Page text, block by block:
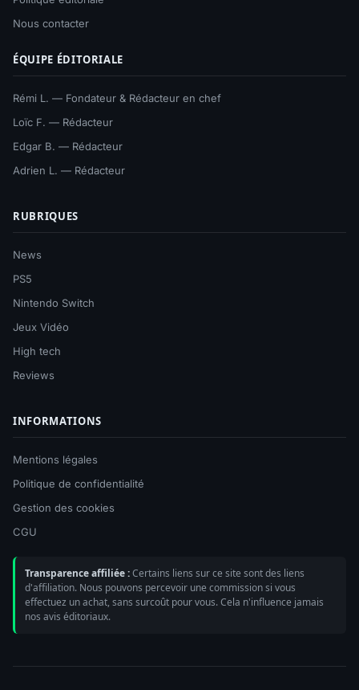
Nous contacter
ÉQUIPE ÉDITORIALE
Rémi L. — Fondateur & Rédacteur en chef
Loïc F. — Rédacteur
Edgar B. — Rédacteur
Adrien L. — Rédacteur
RUBRIQUES
News
PS5
Nintendo Switch
Jeux Vidéo
High tech
Reviews
INFORMATIONS
Mentions légales
Politique de confidentialité
Gestion des cookies
CGU
Transparence affiliée :Certains liens sur ce site sont des liens
d'affiliation. Nous pouvons percevoir une commission si vous
effectuez un achat, sans surcoût pour vous. Cela n'influence jamais
nos avis éditoriaux.